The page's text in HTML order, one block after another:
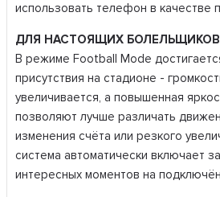
использовать телефон в качестве
ДЛЯ НАСТОЯЩИХ БОЛЕЛЬЩИКОВ
В режиме Football Mode
присутствия на стадионе -
увеличивается, а повышенная
позволяют лучше различать
изменения счёта или резкого
система автоматически включает
интересных моментов на